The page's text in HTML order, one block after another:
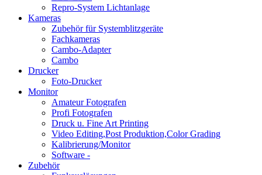
Repro-System Lichtanlage
Kameras
Zubehör für Systemblitzgeräte
Fachkameras
Cambo-Adapter
Cambo
Drucker
Foto-Drucker
Monitor
Amateur Fotografen
Profi Fotografen
Druck u. Fine Art Printing
Video Editing,Post Produktion,Color Grading
Kalibrierung/Monitor
Software -
Zubehör